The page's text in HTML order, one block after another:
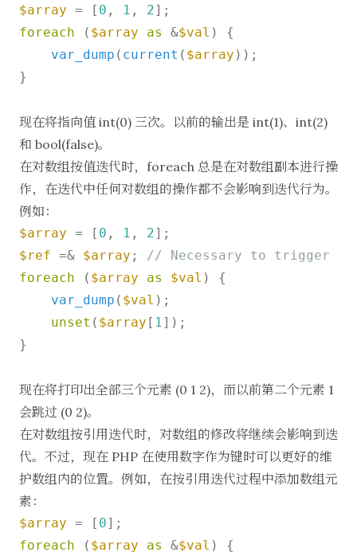
$array = [ 0 , 1 , 2
foreach ( $array as &$val ) {
var_dump ( current ( $array ));
}
现在将指向值 int(0) 三次。以前的输出是 int(1)、int(2)
和 bool(false)。
在对数组按值迭代时，foreach 总是在对数组副本进行操
作，在迭代中任何对数组的操作都不会影响到迭代行为。
例如：
$array = [ 0 , 1 , 2
$ref =& $array ;
// Necessary to trigger
foreach ( $array as $val ) {
var_dump ( $val );
unset ( $array [ 1 ]);
}
现在将打印出全部三个元素 (0 1 2)，而以前第二个元素 1
会跳过 (0 2)。
在对数组按引用迭代时，对数组的修改将继续会影响到迭
代。不过，现在 PHP 在使用数字作为键时可以更好的维
护数组内的位置。例如，在按引用迭代过程中添加数组元
素：
$array = [ 0
foreach ( $array as &$val ) {